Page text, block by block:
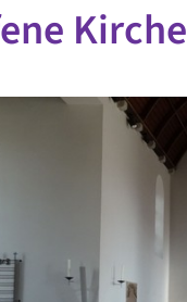
Kirche